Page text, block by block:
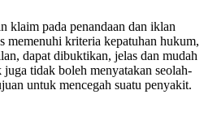
klaim pada penandaan dan iklan
memenuhi kriteria kepatuhan hukum,
dapat dibuktikan, jelas dan mudah
tidak boleh menyatakan seolah-
untuk mencegah suatu penyakit.